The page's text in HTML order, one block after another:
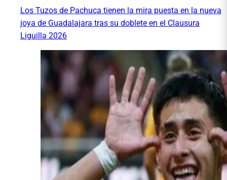
Los Tuzos de Pachuca tienen la mira puesta en la nueva
joya de Guadalajara tras su doblete en el Clausura
Liguilla 2026